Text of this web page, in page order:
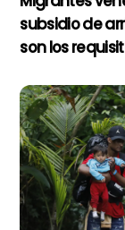
subsidio de
son los